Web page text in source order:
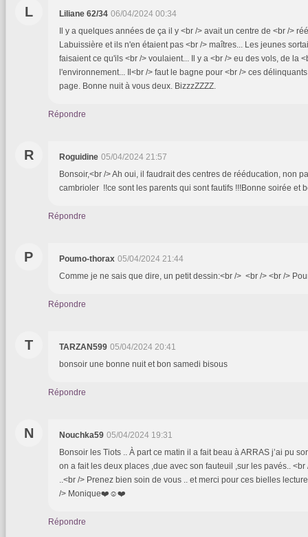
L Liliane 62/34 06/04/2024 00:34
Il y a quelques années de ça il y <br /> avait un centre de <br />
Labuissière et ils n'en étaient pas <br /> maîtres... Les jeunes
faisaient ce qu'ils <br /> voulaient... Il y a <br /> eu des vols, de la
l'environnement... Il<br /> faut le bagne pour <br /> ces
page. Bonne nuit à vous deux. BizzzZZZZ.
Répondre
R Roguidine 05/04/2024 21:57
Bonsoir,<br /> Ah oui, il faudrait des centres de rééducation, non
cambrioler !!ce sont les parents qui sont fautifs !!!Bonne soirée et
Répondre
P Poumo-thorax 05/04/2024 21:44
Comme je ne sais que dire, un petit dessin:<br /> <br /> <br />
Répondre
T TARZAN599 05/04/2024 20:41
bonsoir une bonne nuit et bon samedi bisous
Répondre
N Nouchka59 05/04/2024 19:31
Bonsoir les Tiots .. À part ce matin il a fait beau à ARRAS j’ai pu
on a fait les deux places ,due avec son fauteuil ,sur les pavés..
..<br /> Prenez bien soin de vous .. et merci pour ces bielles
/> Monique❤️☺️❤️
Répondre